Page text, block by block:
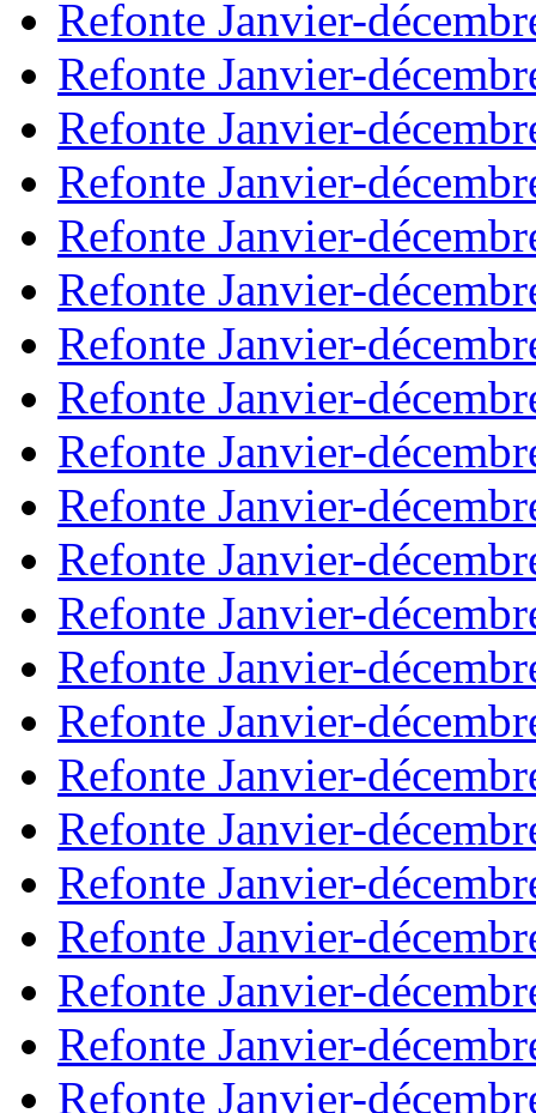
Refonte Janvier-
Refonte Janvier-
Refonte Janvier-
Refonte Janvier-
Refonte Janvier-
Refonte Janvier-
Refonte Janvier-
Refonte Janvier-
Refonte Janvier-
Refonte Janvier-
Refonte Janvier-
Refonte Janvier-
Refonte Janvier-
Refonte Janvier-
Refonte Janvier-
Refonte Janvier-
Refonte Janvier-
Refonte Janvier-
Refonte Janvier-
Refonte Janvier-
Refonte Janvier-